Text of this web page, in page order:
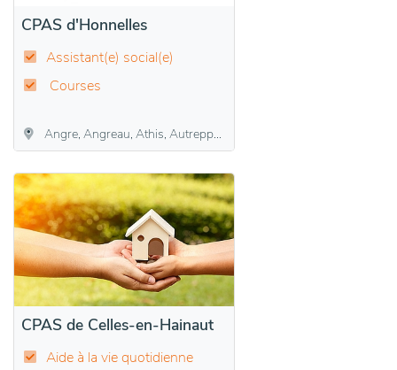
CPAS d'Honnelles
Assistant(e) social(e)
Courses
Angre, Angreau, Athis, Autreppe, Erquennes, Fayt-le-Franc, Honnelles, Marchipont, Montignies-sur-Roc, Onnezies, Roisin
CPAS de Celles-en-Hainaut
Aide à la vie quotidienne